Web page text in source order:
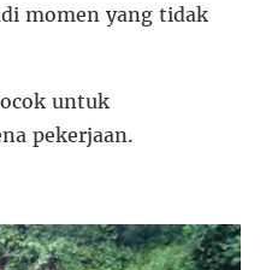
momen yang tidak
untuk
pekerjaan.